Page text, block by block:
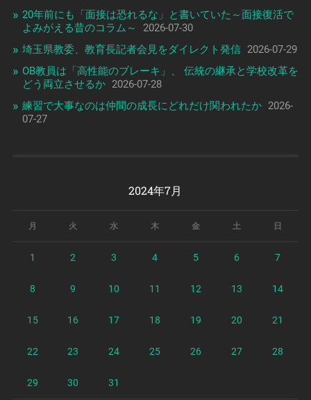
20年前にも「面接は恐れるな」と書いていた～面接復活で
よみがえる昔のコラム～
2026-07-30
埼玉県教委、教育長記者会見をダイレクト発信 2026-07-29
OB教員は「高性能のブレーキ」、 伝統の継承と学校改革を
どう両立させるか 2026-07-28
練習で大事なのは仲間の成長にどれだけ関われたか 2026-
07-27
2024年7月
月 火 水 木 金 土 日
1 2 3 4 5 6 7
8 9 10 11 12 13 14
15 16 17 18 19 20 21
22 23 24 25 26 27 28
29 30 31